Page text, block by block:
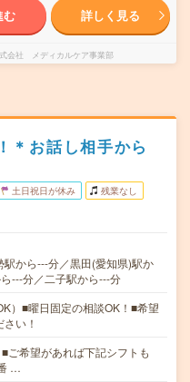
む 詳しく見る
会社 メディカルケア事業部
＊お話し相手から
土日祝日が休み 残業なし
から---分／黒田(愛知県)駅か
---分／二子駅から---分
）■曜日固定の相談OK！■希望
い！
ご希望があれば下記シフトも
…